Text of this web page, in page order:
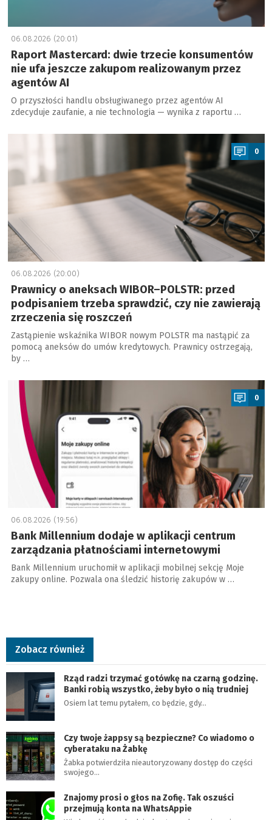
06.08.2026 (20:01)
Raport Mastercard: dwie trzecie konsumentów
nie ufa jeszcze zakupom realizowanym przez
agentów AI
O przyszłości handlu obsługiwanego przez agentów AI
zdecyduje zaufanie, a nie technologia — wynika z raportu …
a
0
06.08.2026 (20:00)
Prawnicy o aneksach WIBOR–POLSTR: przed
podpisaniem trzeba sprawdzić, czy nie zawierają
zrzeczenia się roszczeń
Zastąpienie wskaźnika WIBOR nowym POLSTR ma nastąpić za
pomocą aneksów do umów kredytowych. Prawnicy ostrzegają,
by …
0
06.08.2026 (19:56)
Bank Millennium dodaje w aplikacji centrum
zarządzania płatnościami internetowymi
Bank Millennium uruchomił w aplikacji mobilnej sekcję Moje
zakupy online. Pozwala ona śledzić historię zakupów w …
Zobacz również
Rząd radzi trzymać gotówkę na czarną godzinę.
Banki robią wszystko, żeby było o nią trudniej
Osiem lat temu pytałem, co będzie, gdy…
Czy twoje żappsy są bezpieczne? Co wiadomo o
cyberataku na Żabkę
Żabka potwierdziła nieautoryzowany dostęp do części
swojego…
Znajomy prosi o głos na Zofię. Tak oszuści
przejmują konta na WhatsAppie